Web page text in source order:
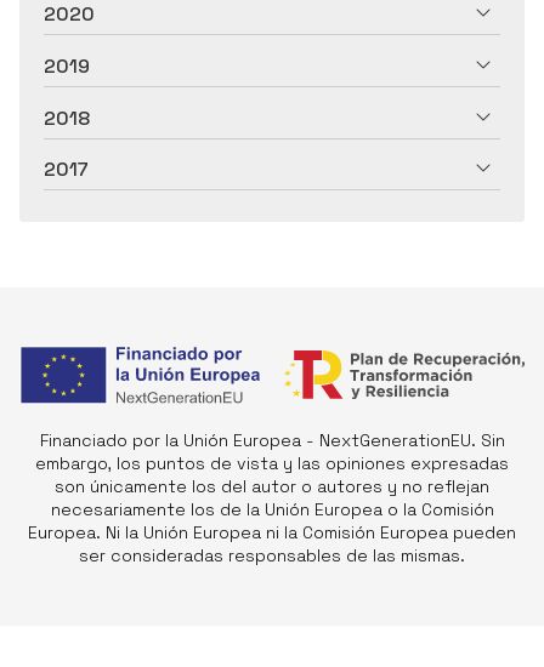
2020
2019
2018
2017
Financiado por la Unión Europea - NextGenerationEU. Sin
embargo, los puntos de vista y las opiniones expresadas
son únicamente los del autor o autores y no reflejan
necesariamente los de la Unión Europea o la Comisión
Europea. Ni la Unión Europea ni la Comisión Europea pueden
ser consideradas responsables de las mismas.